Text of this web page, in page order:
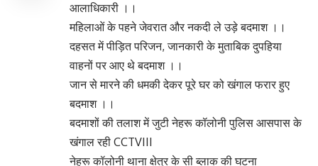
आलाधिकारी ।।
महिलाओं के पहने जेवरात और नकदी ले उड़े बदमाश ।।
दहसत में पीड़ित परिजन, जानकारी के मुताबिक दुपहिया
वाहनों पर आए थे बदमाश ।।
जान से मारने की धमकी देकर पूरे घर को खंगाल फरार हुए
बदमाश ।।
बदमाशों की तलाश में जुटी नेहरू कॉलोनी पुलिस आसपास के
खंगाल रही CCTVIII
नेहरू कॉलोनी थाना क्षेत्र के सी ब्लाक की घटना